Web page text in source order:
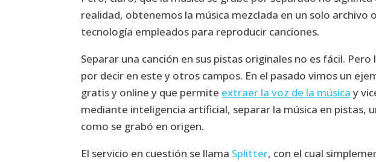
realidad, obtenemos la música mezclada en un solo archivo
tecnología empleados para reproducir canciones.
Separar una canción en sus pistas originales no es fácil.
por decir en este y otros campos. En el pasado vimos un
gratis y online y que permite extraer la voz de la música y
mediante inteligencia artificial, separar la música en pistas,
como se grabó en origen.
El servicio en cuestión se llama Splitter, con el cual